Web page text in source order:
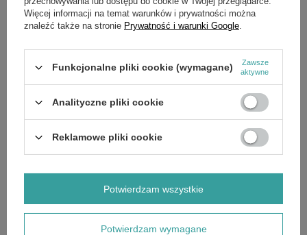
OSTATNIO OGLĄDANE
Więcej informacji na temat warunków i prywatności można
znaleźć także na stronie Prywatność i warunki Google
Funkcjonalne pliki cookie (wymagane)
Zawsze
aktywne
Analityczne pliki cookie
Reklamowe pliki cookie
Potwierdzam wymagane
Potwierdzam wszystkie